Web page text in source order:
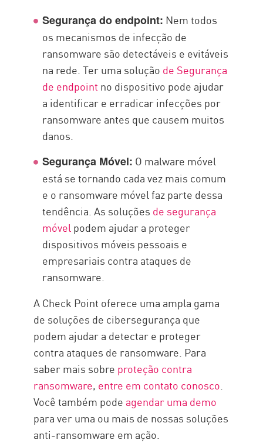
Segurança do endpoint: Nem todos
os mecanismos de infecção de
ransomware são detectáveis e evitáveis
na rede. Ter uma solução de Segurança
de endpoint no dispositivo pode ajudar
a identificar e erradicar infecções por
ransomware antes que causem muitos
danos.
Segurança Móvel: O malware móvel
está se tornando cada vez mais comum
e o ransomware móvel faz parte dessa
tendência. As soluções de segurança
móvelpodem ajudar a proteger
dispositivos móveis pessoais e
empresariais contra ataques de
ransomware.
A Check Point oferece uma ampla gama
de soluções de cibersegurança que
podem ajudar a detectar e proteger
contra ataques de ransomware. Para
saber mais sobre proteção contra
ransomware, entre em contato conosco.
Você também pode agendar uma demo
para ver uma ou mais de nossas soluções
anti-ransomware em ação.